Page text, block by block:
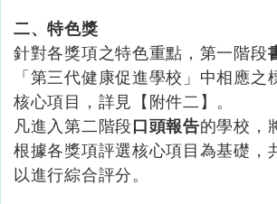
二、特色獎
針對各獎項之特色重點，第一階段
「第三代健康促進學校」中相應之
核心項目，詳見【附件二】。
凡進入第二階段口頭報告的學校，
根據各獎項評選核心項目為基礎，
以進行綜合評分。